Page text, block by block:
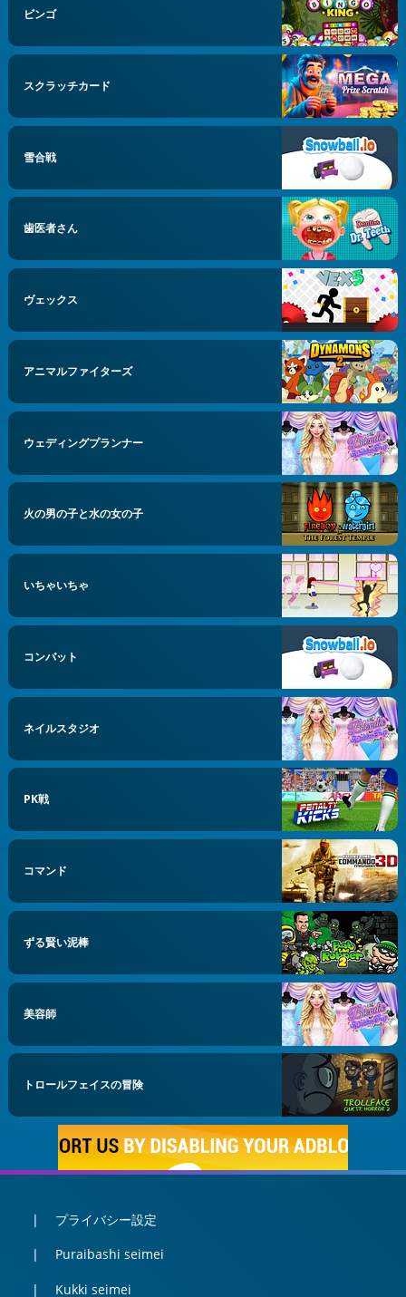
ビンゴ
スクラッチカード
雪合戦
歯医者さん
ヴェックス
アニマルファイターズ
ウェディングプランナー
火の男の子と水の女の子
いちゃいちゃ
コンバット
ネイルスタジオ
PK戦
コマンド
ずる賢い泥棒
美容師
トロールフェイスの冒険
プライバシー設定
Puraibashi seimei
Kukki seimei